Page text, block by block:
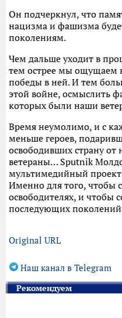
Он подчеркнул, что
нацизма и фашизма
поколениям.
Чем дальше уходит в
тем острее мы ощущаем
победы в ней. И тем
этой войне, осмыслить
которых были наши
Время неумолимо, и с
меньше героев,
освободивших страну от
ветераны… Sputnik
мультимедийный
Именно для того, чтобы
освободителях, и чтобы
последующих
Original URL
Наш канал в Telegram
Рекомендуем